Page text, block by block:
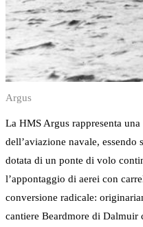
Argus
La HMS Argus rappresenta
dell’aviazione navale, essendo
dotata di un ponte di volo
l’appontaggio di aerei con
conversione radicale:
cantiere Beardmore di Dalmuir